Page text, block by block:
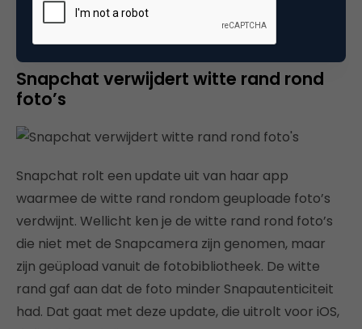
Snapchat verwijdert witte rand rond
foto’s
Snapchat rolt een update uit van haar app
waarmee de witte rand rondom geuploade foto’s
verdwijnt. Wellicht ken je de witte rand rond foto’s
die niet met de Snapcamera zijn genomen, maar
zijn geüpload vanuit de fotobibliotheek. De witte
rand gaf aan dat de foto minder Snapautenticiteit
had. Dat gaat met deze update, die uitrolt voor iOS,